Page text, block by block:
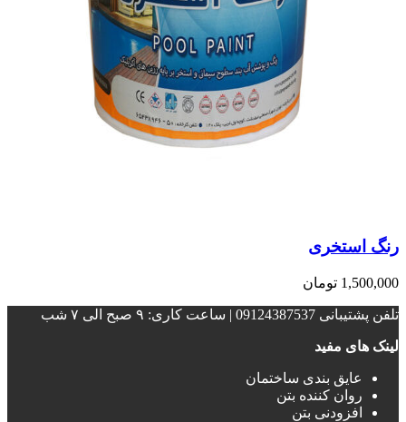
رنگ استخری
1,500,000 تومان
تلفن پشتیبانی 09124387537 | ساعت کاری: ۹ صبح الی ۷ شب
لینک های مفید
عایق بندی ساختمان‌
روان کننده بتن
افزودنی بتن